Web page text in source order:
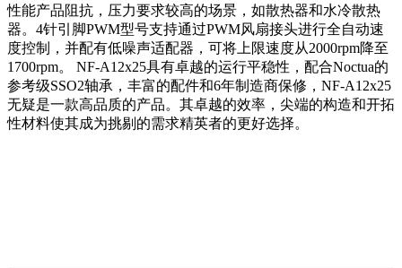
性能产品阻抗，压力要求较高的场景，如散热器和水冷散热
器。4针引脚PWM型号支持通过PWM风扇接头进行全自动速
度控制，并配有低噪声适配器，可将上限速度从2000rpm降至
1700rpm。 NF-A12x25具有卓越的运行平稳性，配合Noctua的
参考级SSO2轴承，丰富的配件和6年制造商保修，NF-A12x25
无疑是一款高品质的产品。其卓越的效率，尖端的构造和开拓
性材料使其成为挑剔的需求精英者的更好选择。